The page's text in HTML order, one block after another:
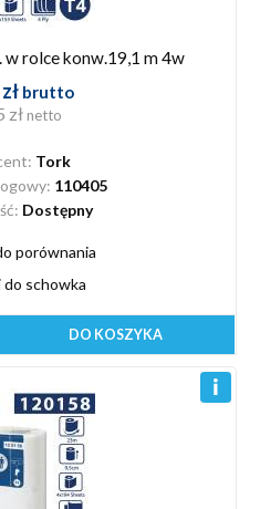
rolce konw.19,1 m 4w
brutto
zł netto
Tork
110405
Dostępny
porównania
do schowka
DO KOSZYKA